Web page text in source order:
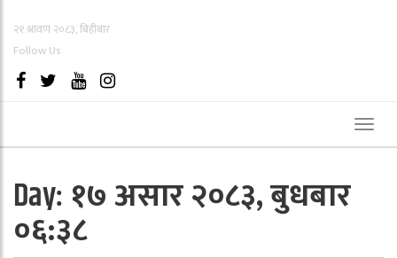
२१ श्रावण २०८३, बिहीबार
Follow Us
Day: १७ असार २०८३, बुधबार
०६:३८